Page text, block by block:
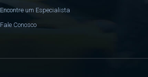
Encontre um Especialista
Fale Conosco